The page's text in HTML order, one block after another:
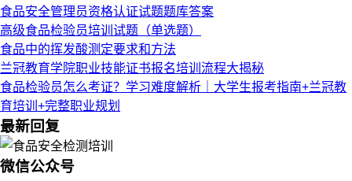
食品安全管理员资格认证试题题库答案
高级食品检验员培训试题（单选题）
食品中的挥发酸测定要求和方法
兰冠教育学院职业技能证书报名培训流程大揭秘
食品检验员怎么考证？学习难度解析｜大学生报考指南+兰冠教
育培训+完整职业规划
最新回复
微信公众号